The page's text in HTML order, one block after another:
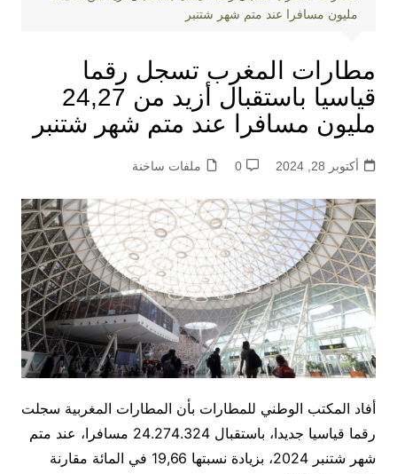
مليون مسافرا عند متم شهر شتنبر
مطارات المغرب تسجل رقما
قياسيا باستقبال أزيد من 24,27
مليون مسافرا عند متم شهر شتنبر
أكتوبر 28, 2024 0 ملفات ساخنة
أفاد المكتب الوطني للمطارات بأن المطارات المغربية سجلت
رقما قياسيا جديدا، باستقبال 24.274.324 مسافرا، عند متم
شهر شتنبر 2024، بزيادة نسبتها 19,66 في المائة مقارنة